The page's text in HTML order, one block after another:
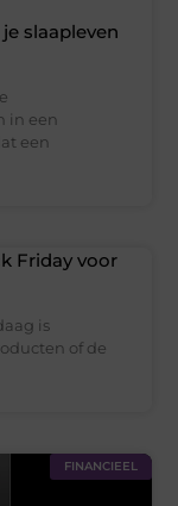
slaapleven
in een
een
Friday voor
is
of de
FINANCIEEL